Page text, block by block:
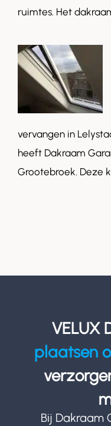
ruimtes. Het
vervangen in
heeft Dakraam
Grootebroek. Deze
VELUX
plaatsen
Bij Dakraam